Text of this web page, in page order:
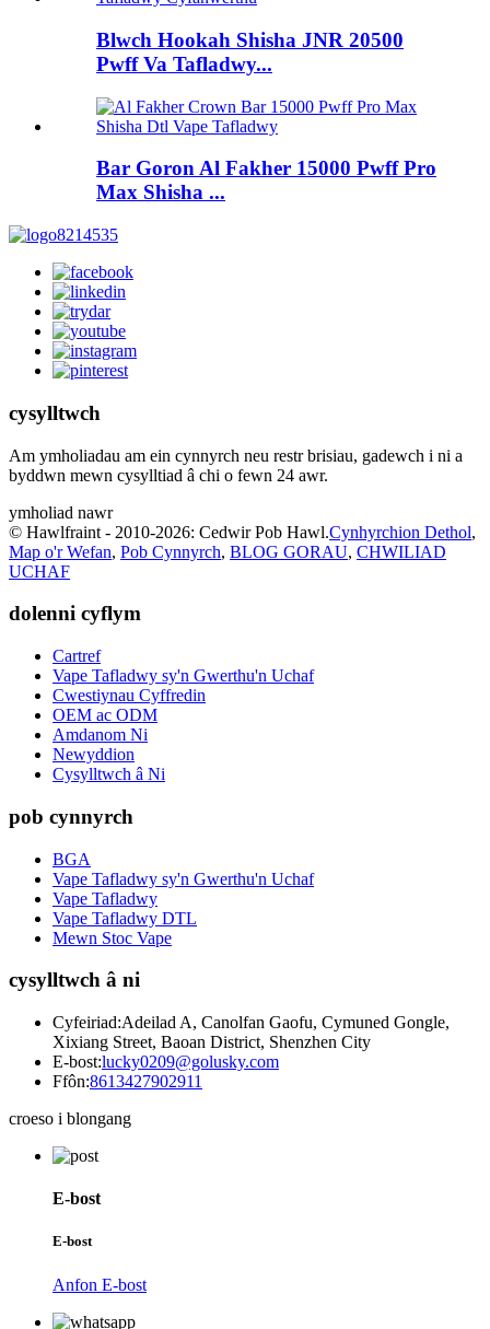
Blwch Hookah Shisha JNR 20500
Pwff Va Tafladwy...
Bar Goron Al Fakher 15000 Pwff Pro
Max Shisha ...
cysylltwch
Am ymholiadau am ein cynnyrch neu restr brisiau, gadewch i ni a
byddwn mewn cysylltiad â chi o fewn 24 awr.
ymholiad nawr
© Hawlfraint - 2010-2026: Cedwir Pob Hawl.Cynhyrchion Dethol,
Map o'r Wefan, Pob Cynnyrch, BLOG GORAU, CHWILIAD
UCHAF
dolenni cyflym
Cartref
Vape Tafladwy sy'n Gwerthu'n Uchaf
Cwestiynau Cyffredin
OEM ac ODM
Amdanom Ni
Newyddion
Cysylltwch â Ni
pob cynnyrch
BGA
Vape Tafladwy sy'n Gwerthu'n Uchaf
Vape Tafladwy
Vape Tafladwy DTL
Mewn Stoc Vape
cysylltwch â ni
Cyfeiriad:Adeilad A, Canolfan Gaofu, Cymuned Gongle,
Xixiang Street, Baoan District, Shenzhen City
E-bost:lucky0209@golusky.com
Ffôn:8613427902911
croeso i blongang
E-bost
E-bost
Anfon E-bost